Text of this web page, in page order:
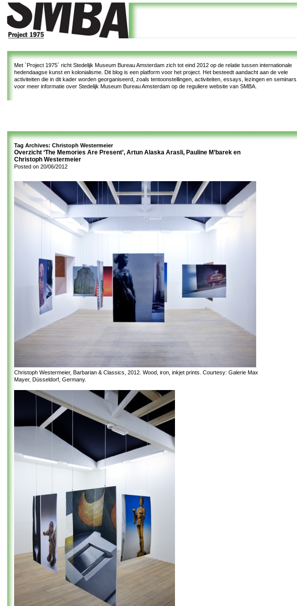
Met `Project 1975` richt Stedelijk Museum Bureau Amsterdam zich tot eind 2012 op de relatie tussen internationale
hedendaagse kunst en kolonialisme. Dit blog is een platform voor het project. Het besteedt aandacht aan de vele
activiteiten die in dit kader worden georganiseerd, zoals tentoonstellingen, activiteiten, essays, lezingen en seminars.
voor meer informatie over Stedelijk Museum Bureau Amsterdam op de reguliere website van SMBA.
Tag Archives: Christoph Westermeier
Overzicht ‘The Memories Are Present’, Artun Alaska Arasli, Pauline M’barek en
Christoph Westermeier
Posted on 20/06/2012
Christoph Westermeier, Barbarian & Classics, 2012. Wood, iron, inkjet prints. Courtesy: Galerie Max
Mayer, Düsseldorf, Germany.